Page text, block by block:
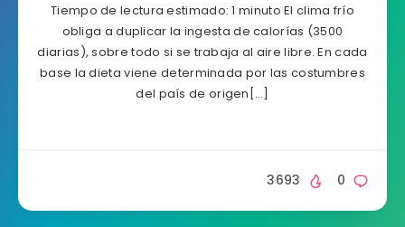
Tiempo de lectura estimado: 1 minuto El clima frío
obliga a duplicar la ingesta de calorías (3500
diarias), sobre todo si se trabaja al aire libre. En cada
base la dieta viene determinada por las costumbres
del país de origen[…]
0
3693